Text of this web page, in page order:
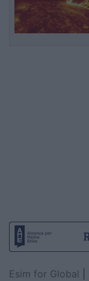
Esim for Global